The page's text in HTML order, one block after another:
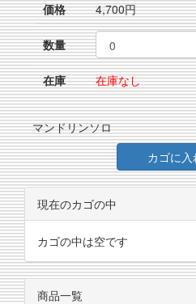
価格
4,700円
数量
在庫 在庫なし
マンドリンソロ
カゴに入
現在のカゴの中
カゴの中は空です
商品一覧